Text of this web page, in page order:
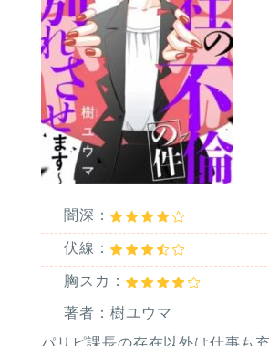
闇深：
伏線：
胸スカ：
著者：樹ユウマ